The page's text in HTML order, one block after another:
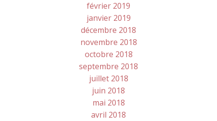
février 2019
janvier 2019
décembre 2018
novembre 2018
octobre 2018
septembre 2018
juillet 2018
juin 2018
mai 2018
avril 2018